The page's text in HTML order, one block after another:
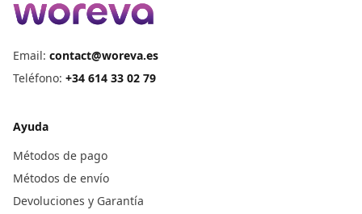
Email: contact@woreva.es
Teléfono: +34 614 33 02 79
Ayuda
Métodos de pago
Métodos de envío
Devoluciones y Garantía